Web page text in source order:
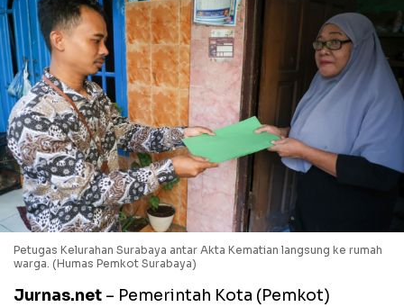
Petugas Kelurahan Surabaya antar Akta Kematian langsung ke rumah
warga. (Humas Pemkot Surabaya)
Jurnas.net – Pemerintah Kota (Pemkot)